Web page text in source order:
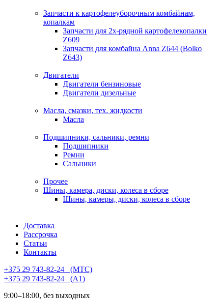
Запчасти к картофелеуборочным комбайнам,
копалкам
Запчасти для 2х-рядной картофелекопалки
Z609
Запчасти для комбайна Anna Z644 (Bolko
Z643)
Двигатели
Двигатели бензиновые
Двигатели дизельные
Масла, смазки, тех. жидкости
Масла
Подшипники, сальники, ремни
Подшипники
Ремни
Сальники
Прочее
Шины, камера, диски, колеса в сборе
Шины, камеры, диски, колеса в сборе
Доставка
Рассрочка
Статьи
Контакты
+375 29 743-82-24⠀(МТС)
+375 29 743-82-24⠀(А1)
9:00–18:00, без выходных